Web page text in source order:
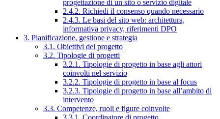
progettazione di un sito o servizio digitale
2.4.2. Richiedi il consenso quando necessario
2.4.3. Le basi del sito web: architettura,
informativa privacy, riferimenti DPO
3. Pianificazione, gestione e strategia
3.1. Obiettivi del progetto
3.2. Tipologie di progetti
3.2.1. Tipologie di progetto in base agli attori
coinvolti nel servizio
3.2.2. Tipologie di progetto in base al focus
3.2.3. Tipologie di progetto in base all’ambito di
intervento
3.3. Competenze, ruoli e figure coinvolte
3.3.1. Coordinatore di progetto